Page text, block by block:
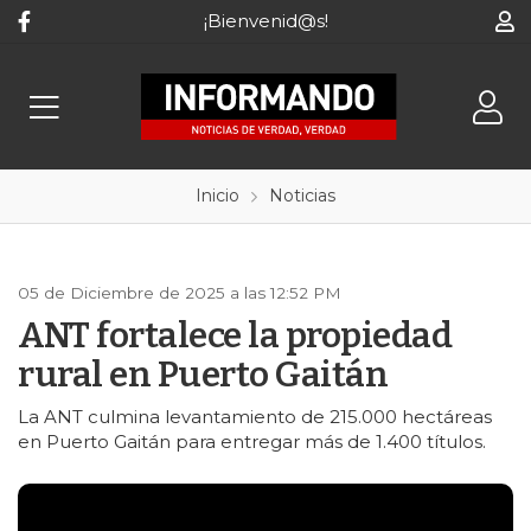
¡Bienvenid@s!
Inicio Noticias
05 de Diciembre de 2025 a las 12:52 PM
ANT fortalece la propiedad
rural en Puerto Gaitán
La ANT culmina levantamiento de 215.000 hectáreas
en Puerto Gaitán para entregar más de 1.400 títulos.